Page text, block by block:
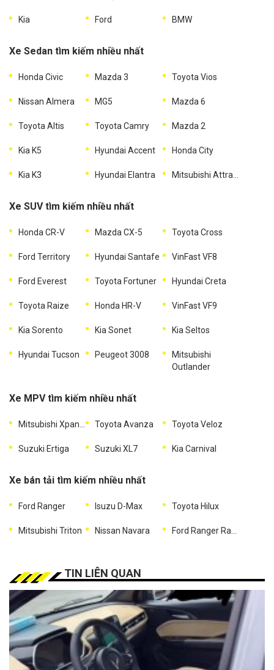
Kia Ford BMW
Xe Sedan tìm kiếm nhiều nhất
Honda Civic Mazda 3 Toyota Vios
Nissan Almera MG5 Mazda 6
Toyota Altis Toyota Camry Mazda 2
Kia K5 Hyundai Accent Honda City
Kia K3 Hyundai Elantra Mitsubishi Attrage
Xe SUV tìm kiếm nhiều nhất
Honda CR-V Mazda CX-5 Toyota Cross
Ford Territory Hyundai Santafe VinFast VF8
Ford Everest Toyota Fortuner Hyundai Creta
Toyota Raize Honda HR-V VinFast VF9
Kia Sorento Kia Sonet Kia Seltos
Hyundai Tucson Peugeot 3008
Mitsubishi
Outlander
Xe MPV tìm kiếm nhiều nhất
Mitsubishi Xpander Toyota Avanza Toyota Veloz
Suzuki Ertiga Suzuki XL7 Kia Carnival
Xe bán tải tìm kiếm nhiều nhất
Ford Ranger Isuzu D-Max Toyota Hilux
Mitsubishi Triton Nissan Navara Ford Ranger Raptor
TIN LIÊN QUAN